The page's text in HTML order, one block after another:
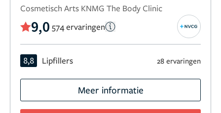
Cosmetisch Arts KNMG The Body Clinic
9,0 574 ervaringen
8,8 Lipfillers 28 ervaringen
Meer informatie